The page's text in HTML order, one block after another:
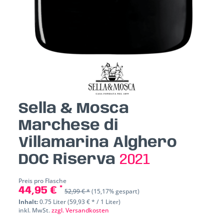
Sella & Mosca
Marchese di
Villamarina Alghero
DOC Riserva 2021
Preis pro Flasche
44,95 € * 52,99 € *(15,17% gespart)
Inhalt:0.75 Liter (59,93 € * / 1 Liter)
inkl. MwSt.zzgl. Versandkosten